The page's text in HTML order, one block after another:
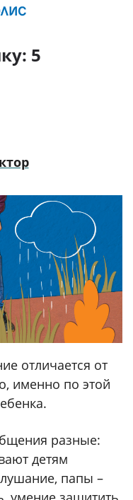
5
отличается от
именно по этой
разные:
детям
папы –